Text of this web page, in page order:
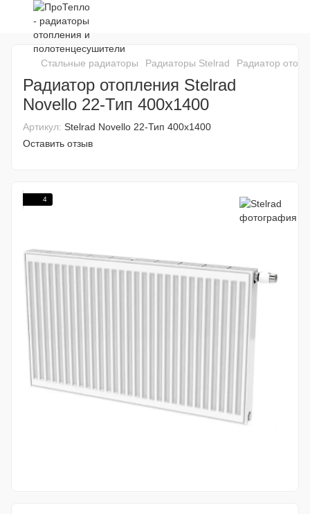
Стальные радиаторы Радиаторы Stelrad Радиатор
Радиатор отопления Stelrad
Novello 22-Тип 400x1400
Артикул: Stelrad Novello 22-Тип 400x1400
Оставить отзыв
4